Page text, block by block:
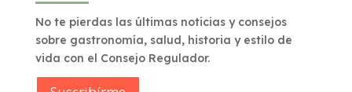
No te pierdas las últimas noticias y consejos
sobre gastronomía, salud, historia y estilo de
vida con el Consejo Regulador.